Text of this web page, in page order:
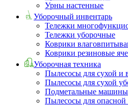
Урны настенные
Уборочный инвентарь
Тележки
Тележки уборочные
Коврики
Коврики резиновые
Уборочная техника
Пылесосы для сухой и
Пылесосы для сухой
Подметальные машины
Пылесосы для